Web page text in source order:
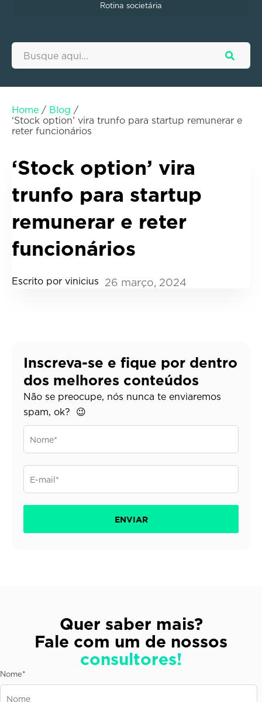
Rotina societária
Home / Blog /
‘Stock option’ vira trunfo para startup remunerar e
reter funcionários
‘Stock option’ vira
trunfo para startup
remunerar e reter
funcionários
Escrito por vinicius 26 março, 2024
Inscreva-se e fique por dentro
dos melhores conteúdos
Não se preocupe, nós nunca te enviaremos
spam, ok? 😉
Quer saber mais?
Fale com um de nossos
consultores!
Nome*